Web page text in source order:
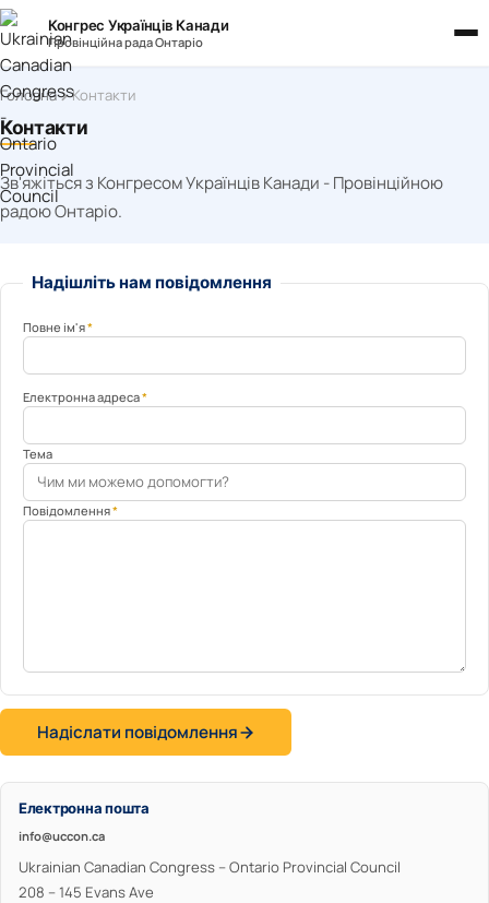
Конгрес Українців Канади
Провінційна рада Онтаріо
Головна Контакти
Контакти
Зв'яжіться з Конгресом Українців Канади - Провінційною
радою Онтаріо.
Надішліть нам повідомлення
Повне ім'я*
Електронна адреса*
Тема
Повідомлення*
Надіслати повідомлення
Електронна пошта
info@uccon.ca
Ukrainian Canadian Congress – Ontario Provincial Council
208 – 145 Evans Ave